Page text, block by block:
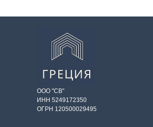
ООО "СВ"
ИНН 5249172350
ОГРН 120500029495